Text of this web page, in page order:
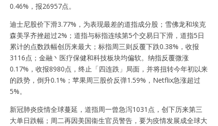
0.46%，报26957点。
迪士尼股价下滑3.77%，为表现最差的道指成分股；雪佛龙和埃克
森美孚齐挫超过2%；道指与标指连续第5个交易日下滑，道指5日
累计的点数跌幅创历来最大；标指周三则反覆下跌0.38%，收报
3116点；金融丶医疗保健和科技板块均偏软。纳指反覆微涨
0.17%，收报8980点，终止「四连跌」局面，并将扭转今年初以来
的跌势，倒升0.1%；苹果周三股价反弹1.59%，Netflix急涨超过
5%。
新冠肺炎疫情全球蔓延，道指周一曾急泻1031点，创下历来第三
大单日跌幅；周二再因美国衞生官员警告，要为疫情发展成全球大